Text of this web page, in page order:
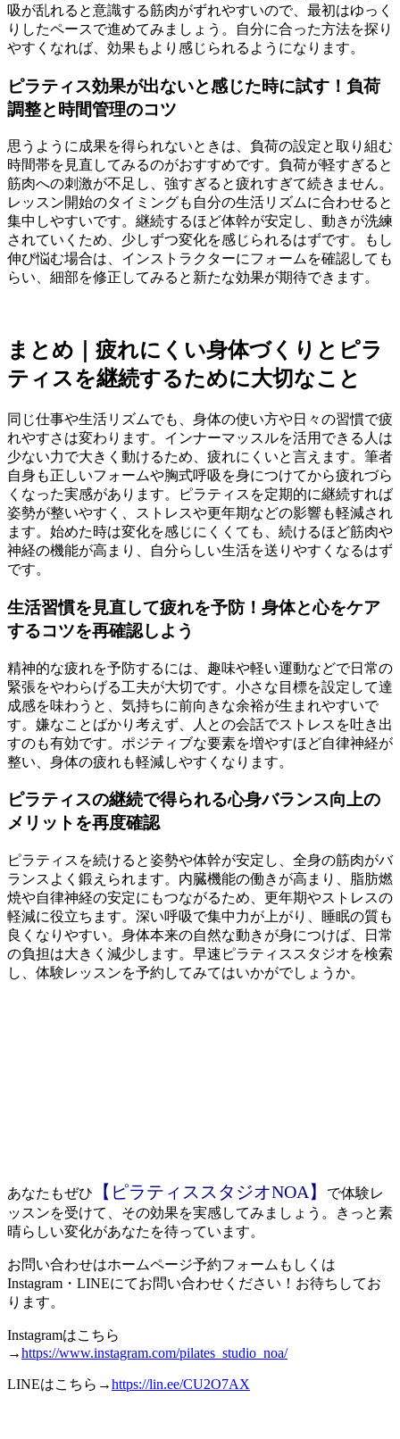
吸が乱れると意識する筋肉がずれやすいので、最初はゆっく
りしたペースで進めてみましょう。自分に合った方法を探り
やすくなれば、効果もより感じられるようになります。
ピラティス効果が出ないと感じた時に試す！負荷
調整と時間管理のコツ
思うように成果を得られないときは、負荷の設定と取り組む
時間帯を見直してみるのがおすすめです。負荷が軽すぎると
筋肉への刺激が不足し、強すぎると疲れすぎて続きません。
レッスン開始のタイミングも自分の生活リズムに合わせると
集中しやすいです。継続するほど体幹が安定し、動きが洗練
されていくため、少しずつ変化を感じられるはずです。もし
伸び悩む場合は、インストラクターにフォームを確認しても
らい、細部を修正してみると新たな効果が期待できます。
まとめ｜疲れにくい身体づくりとピラ
ティスを継続するために大切なこと
同じ仕事や生活リズムでも、身体の使い方や日々の習慣で疲
れやすさは変わります。インナーマッスルを活用できる人は
少ない力で大きく動けるため、疲れにくいと言えます。筆者
自身も正しいフォームや胸式呼吸を身につけてから疲れづら
くなった実感があります。ピラティスを定期的に継続すれば
姿勢が整いやすく、ストレスや更年期などの影響も軽減され
ます。始めた時は変化を感じにくくても、続けるほど筋肉や
神経の機能が高まり、自分らしい生活を送りやすくなるはず
です。
生活習慣を見直して疲れを予防！身体と心をケア
するコツを再確認しよう
精神的な疲れを予防するには、趣味や軽い運動などで日常の
緊張をやわらげる工夫が大切です。小さな目標を設定して達
成感を味わうと、気持ちに前向きな余裕が生まれやすいで
す。嫌なことばかり考えず、人との会話でストレスを吐き出
すのも有効です。ポジティブな要素を増やすほど自律神経が
整い、身体の疲れも軽減しやすくなります。
ピラティスの継続で得られる心身バランス向上の
メリットを再度確認
ピラティスを続けると姿勢や体幹が安定し、全身の筋肉がバ
ランスよく鍛えられます。内臓機能の働きが高まり、脂肪燃
焼や自律神経の安定にもつながるため、更年期やストレスの
軽減に役立ちます。深い呼吸で集中力が上がり、睡眠の質も
良くなりやすい。身体本来の自然な動きが身につけば、日常
の負担は大きく減少します。早速ピラティススタジオを検索
し、体験レッスンを予約してみてはいかがでしょうか。
あなたもぜひ 【ピラティススタジオNOA】
で体験レ
ッスンを受けて、その効果を実感してみましょう。きっと素
晴らしい変化があなたを待っています。
お問い合わせはホームページ予約フォームもしくは
Instagram・LINEにてお問い合わせください！お待ちしてお
ります。
Instagramはこちら
→https://www.instagram.com/pilates_studio_noa/
LINEはこちら→https://lin.ee/CU2O7AX